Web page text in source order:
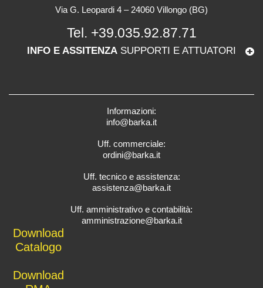
Via G. Leopardi 4 – 24060 Villongo (BG)
Tel. +39.035.92.87.71
INFO E ASSITENZA SUPPORTI E ATTUATORI
Informazioni:
info@barka.it
Uff. commerciale:
ordini@barka.it
Uff. tecnico e assistenza:
assistenza@barka.it
Uff. amministrativo e contabilità:
amministrazione@barka.it
Download
Catalogo
Download